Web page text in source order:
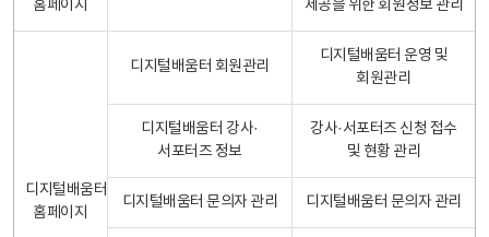
홈페이지
제공을 위한 회원정보 관리
디지털배움터
홈페이지
디지털배움터 회원관리
디지털배움터 운영 및
회원관리
디지털배움터 강사·
서포터즈 정보
강사·서포터즈 신청 접수
및 현황 관리
디지털배움터 문의자 관리 디지털배움터 문의자 관리